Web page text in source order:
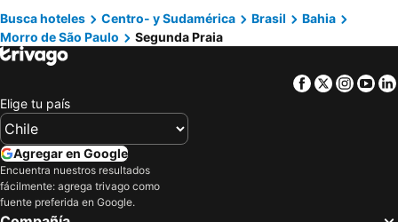
Sina Residencial
Charme Pousada Boutique & Spa
Pousada E Restaurante Passart
Pousada Territorial
Altavista residence
Busca hoteles
Centro- y Sudamérica Brasil
Bahia
Morro de São Paulo
Segunda Praia
Facebook
Twitter
Elige tu país
Agregar en Google
Encuentra nuestros resultados
fácilmente: agrega trivago como
fuente preferida en Google.